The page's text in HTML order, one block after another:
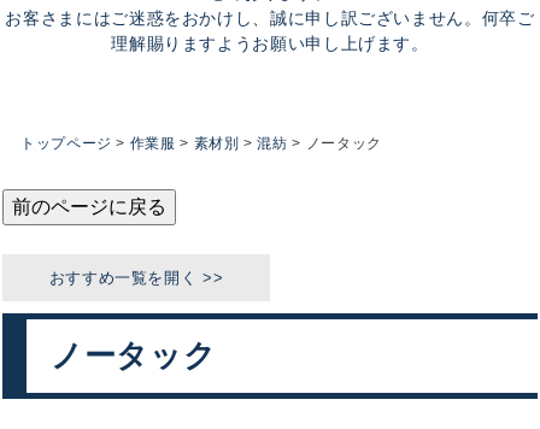
お客さまにはご迷惑をおかけし、誠に申し訳ございません。何卒ご
理解賜りますようお願い申し上げます。
トップページ 作業服 素材別 混紡 ノータック
前のページに戻る
おすすめカテゴリ
ノータック